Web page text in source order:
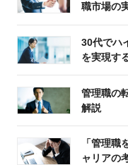
職市場の
30代でハ
を実現す
管理職の
解説
「管理職
ャリアの